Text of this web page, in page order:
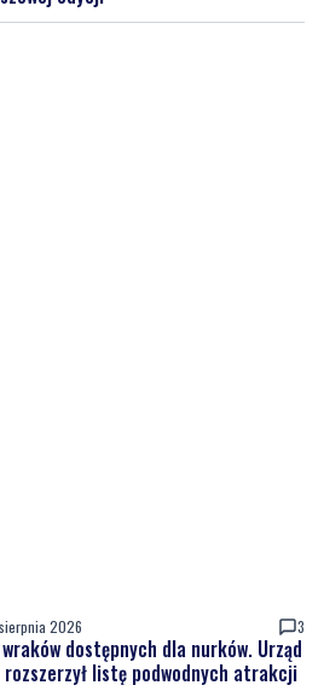
PARTNERA piątek, 7 sierpnia 2026
przy zaparciach? Dieta, błonnik i